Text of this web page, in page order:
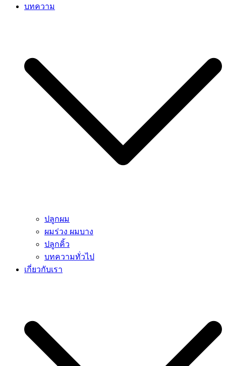
บทความ
ปลูกผม
ผมร่วง ผมบาง
ปลูกคิ้ว
บทความทั่วไป
เกี่ยวกับเรา